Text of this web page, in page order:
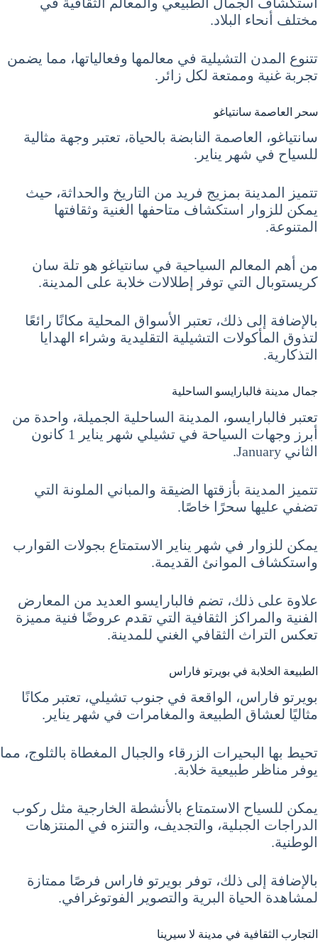
مختلف أنحاء البلاد.
تتنوع المدن التشيلية في معالمها وفعالياتها، مما يضمن
تجربة غنية وممتعة لكل زائر.
سحر العاصمة سانتياغو
سانتياغو، العاصمة النابضة بالحياة، تعتبر وجهة مثالية
للسياح في شهر يناير.
تتميز المدينة بمزيج فريد من التاريخ والحداثة، حيث
يمكن للزوار استكشاف متاحفها الغنية وثقافتها
المتنوعة.
من أهم المعالم السياحية في سانتياغو هو تلة سان
كريستوبال التي توفر إطلالات خلابة على المدينة.
بالإضافة إلى ذلك، تعتبر الأسواق المحلية مكانًا رائعًا
لتذوق المأكولات التشيلية التقليدية وشراء الهدايا
التذكارية.
جمال مدينة فالبارايسو الساحلية
تعتبر فالبارايسو، المدينة الساحلية الجميلة، واحدة من
أبرز وجهات السياحة في تشيلي شهر يناير 1 كانون
الثاني January.
تتميز المدينة بأزقتها الضيقة والمباني الملونة التي
تضفي عليها سحرًا خاصًا.
يمكن للزوار في شهر يناير الاستمتاع بجولات القوارب
واستكشاف الموانئ القديمة.
علاوة على ذلك، تضم فالبارايسو العديد من المعارض
الفنية والمراكز الثقافية التي تقدم عروضًا فنية مميزة
تعكس التراث الثقافي الغني للمدينة.
الطبيعة الخلابة في بويرتو فاراس
بويرتو فاراس، الواقعة في جنوب تشيلي، تعتبر مكانًا
مثاليًا لعشاق الطبيعة والمغامرات في شهر يناير.
تحيط بها البحيرات الزرقاء والجبال المغطاة بالثلوج، مما
يوفر مناظر طبيعية خلابة.
يمكن للسياح الاستمتاع بالأنشطة الخارجية مثل ركوب
الدراجات الجبلية، والتجديف، والتنزه في المنتزهات
الوطنية.
بالإضافة إلى ذلك، توفر بويرتو فاراس فرصًا ممتازة
لمشاهدة الحياة البرية والتصوير الفوتوغرافي.
التجارب الثقافية في مدينة لا سيرينا